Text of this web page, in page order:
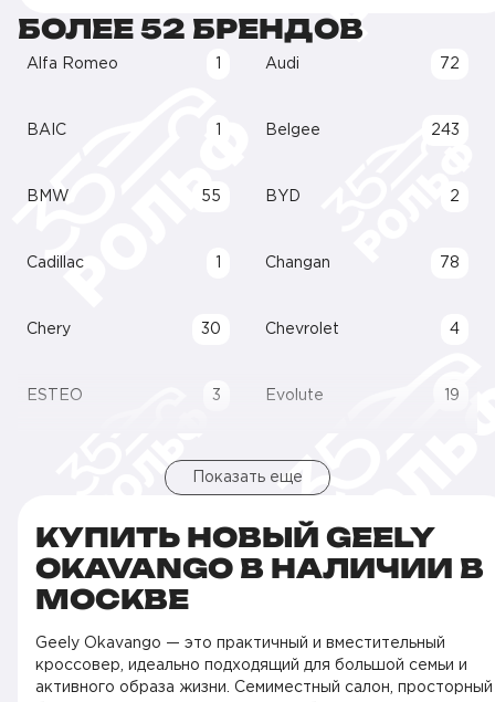
БОЛЕЕ 52 БРЕНДОВ
Alfa Romeo Audi 72
BAIC Belgee 243
BMW 55 BYD 2
Cadillac Changan 78
Chery 30 Chevrolet 4
ESTEO 3 Evolute 19
Показать еще
КУПИТЬ НОВЫЙ GEELY
OKAVANGO В НАЛИЧИИ В
МОСКВЕ
Geely Okavango — это практичный и вместительный
кроссовер, идеально подходящий для большой семьи и
активного образа жизни. Семиместный салон, просторный